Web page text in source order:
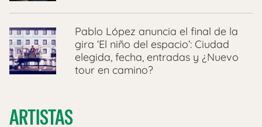
Pablo López anuncia el final de la
gira ‘El niño del espacio’: Ciudad
elegida, fecha, entradas y ¿Nuevo
tour en camino?
ARTISTAS